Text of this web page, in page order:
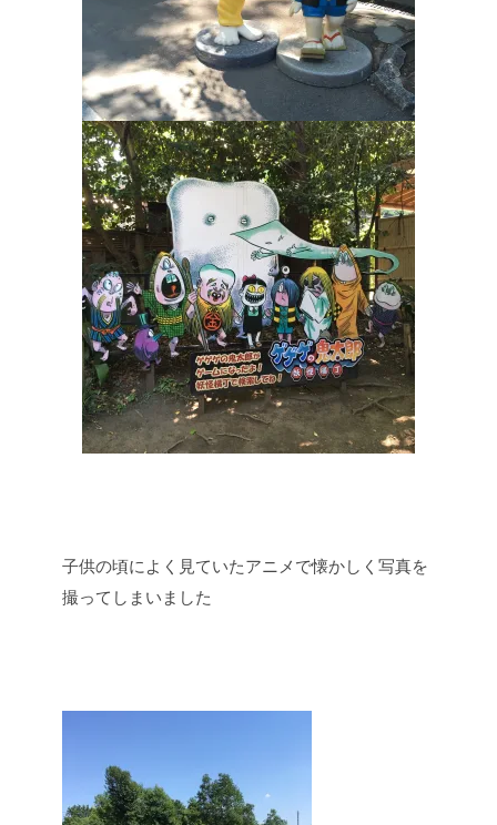
子供の頃によく見ていたアニメで懐かしく写真を
撮ってしまいました